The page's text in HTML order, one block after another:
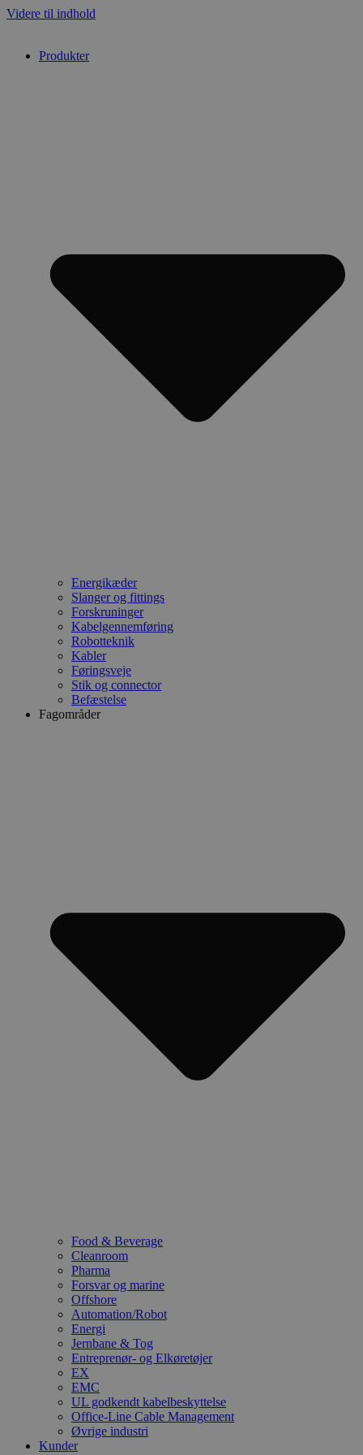
Videre til indhold
Produkter
Energikæder
Slanger og fittings
Forskruninger
Kabelgennemføring
Robotteknik
Kabler
Føringsveje
Stik og connector
Befæstelse
Fagområder
Food & Beverage
Cleanroom
Pharma
Forsvar og marine
Offshore
Automation/Robot
Energi
Jernbane & Tog
Entreprenør- og Elkøretøjer
EX
EMC
UL godkendt kabelbeskyttelse
Office-Line Cable Management
Øvrige industri
Kunder